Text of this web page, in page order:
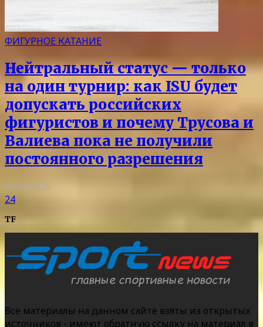
ФИГУРНОЕ КАТАНИЕ
Нейтральный статус — только
на один турнир: как ISU будет
допускать российских
фигуристов и почему Трусова и
Валиева пока не получили
постоянного разрешения
06.08.2026
24
TF
Все материалы на данном сайте взяты из открытых
источников - имеют обратную ссылку на материал в